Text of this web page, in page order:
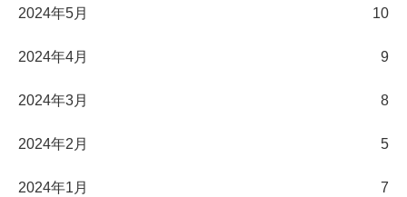
2024年5月 10
2024年4月 9
2024年3月 8
2024年2月 5
2024年1月 7